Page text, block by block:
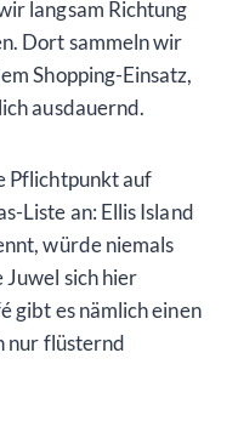
langsam Richtung
Dort sammeln wir
Shopping-Einsatz,
ausdauernd.
Pflichtpunkt auf
Liste an: Ellis Island
würde niemals
sich hier
gibt es nämlich einen
nur flüsternd